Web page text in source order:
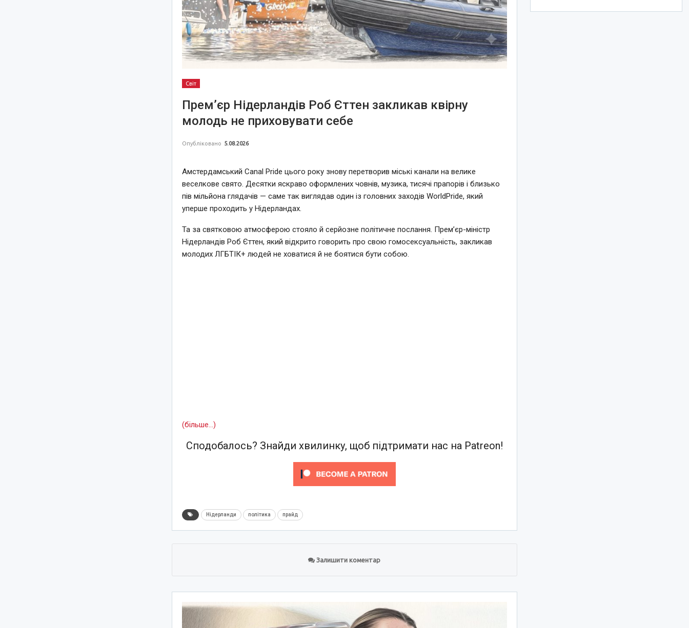
Світ
Прем’єр Нідерландів Роб Єттен закликав квірну
молодь не приховувати себе
Опубліковано 5.08.2026
Амстердамський Canal Pride цього року знову перетворив міські канали на велике
веселкове свято. Десятки яскраво оформлених човнів, музика, тисячі прапорів і близько
пів мільйона глядачів — саме так виглядав один із головних заходів WorldPride, який
уперше проходить у Нідерландах.
Та за святковою атмосферою стояло й серйозне політичне послання. Прем’єр-міністр
Нідерландів Роб Єттен, який відкрито говорить про свою гомосексуальність, закликав
молодих ЛГБТІК+ людей не ховатися й не боятися бути собою.
(більше…)
Сподобалось? Знайди хвилинку, щоб підтримати нас на Patreon!
Нідерланди політика прайд
Залишити коментар